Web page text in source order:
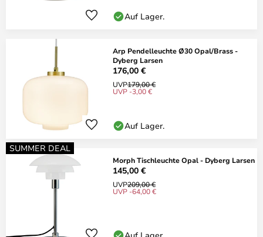
Auf Lager.
Arp Pendelleuchte Ø30 Opal/Brass -
Dyberg Larsen
176,00 €
UVP179,00 €
UVP -3,00 €
Auf Lager.
SUMMER DEAL
Morph Tischleuchte Opal - Dyberg Larsen
145,00 €
UVP209,00 €
UVP -64,00 €